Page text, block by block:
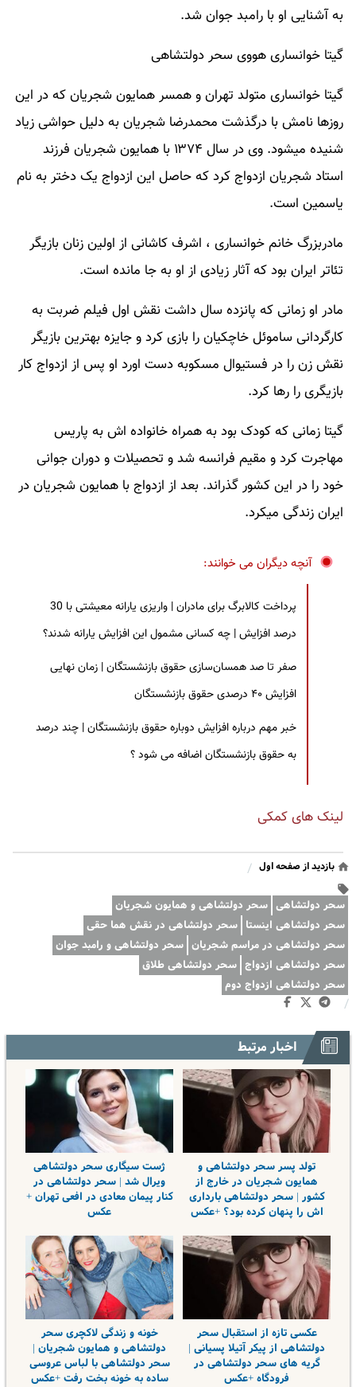
به آشنایی او با رامبد جوان شد.
گیتا خوانساری هووی سحر دولتشاهی
گیتا خوانساری متولد تهران و همسر همایون شجریان که در این
روزها نامش با درگذشت محمدرضا شجریان به دلیل حواشی زیاد
شنیده میشود. وی در سال ۱۳۷۴ با همایون شجریان فرزند
استاد شجریان ازدواج کرد که حاصل این ازدواج یک دختر به نام
یاسمین است.
مادربزرگ خانم خوانساری ، اشرف کاشانی از اولین زنان بازیگر
تئاتر ایران بود که آثار زیادی از او به جا مانده است.
مادر او زمانی که پانزده سال داشت نقش اول فیلم ضربت به
کارگردانی ساموئل خاچکیان را بازی کرد و جایزه بهترین بازیگر
نقش زن را در فستیوال مسکوبه دست اورد او پس از ازدواج کار
بازیگری را رها کرد.
گیتا زمانی که کودک بود به همراه خانواده اش به پاریس
مهاجرت کرد و مقیم فرانسه شد و تحصیلات و دوران جوانی
خود را در این کشور گذراند. بعد از ازدواج با همایون شجریان در
ایران زندگی میکرد.
آنچه دیگران می خوانند:
پرداخت کالابرگ برای مادران | واریزی یارانه معیشتی با 30
درصد افزایش | چه کسانی مشمول این افزایش یارانه شدند؟
صفر تا صد همسان‌سازی حقوق بازنشستگان | زمان نهایی
افزایش ۴۰ درصدی حقوق بازنشستگان
خبر مهم درباره افزایش دوباره حقوق بازنشستگان | چند درصد
به حقوق بازنشستگان اضافه می شود ؟
لینک های کمکی
بازدید از صفحه اول /
سحر دولتشاهی سحر دولتشاهی و همایون شجریان
سحر دولتشاهی اینستا سحر دولتشاهی در نقش هما حقی
سحر دولتشاهی در مراسم شجریان سحر دولتشاهی و رامبد جوان
سحر دولتشاهی ازدواج سحر دولتشاهی طلاق
سحر دولتشاهی ازدواج دوم
/
اخبار مرتبط
تولد پسر سحر دولتشاهی و
همایون شجریان در خارج از
کشور | سحر دولتشاهی بارداری
اش را پنهان کرده بود؟ +عکس
ژست سیگاری سحر دولتشاهی
ویرال شد | سحر دولتشاهی در
کنار پیمان معادی در افعی تهران +
عکس
عکسی تازه از استقبال سحر
دولتشاهی از پیکر آتیلا پسیانی |
گریه های سحر دولتشاهی در
فرودگاه +عکس
خونه و زندگی لاکچری سحر
دولتشاهی و همایون شجریان |
سحر دولتشاهی با لباس عروسی
ساده به خونه بخت رفت +عکس